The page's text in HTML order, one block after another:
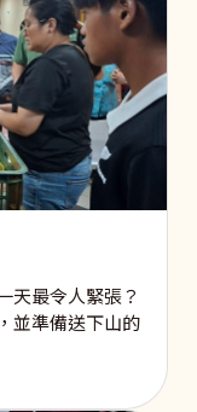
天最令人緊張？
並準備送下山的